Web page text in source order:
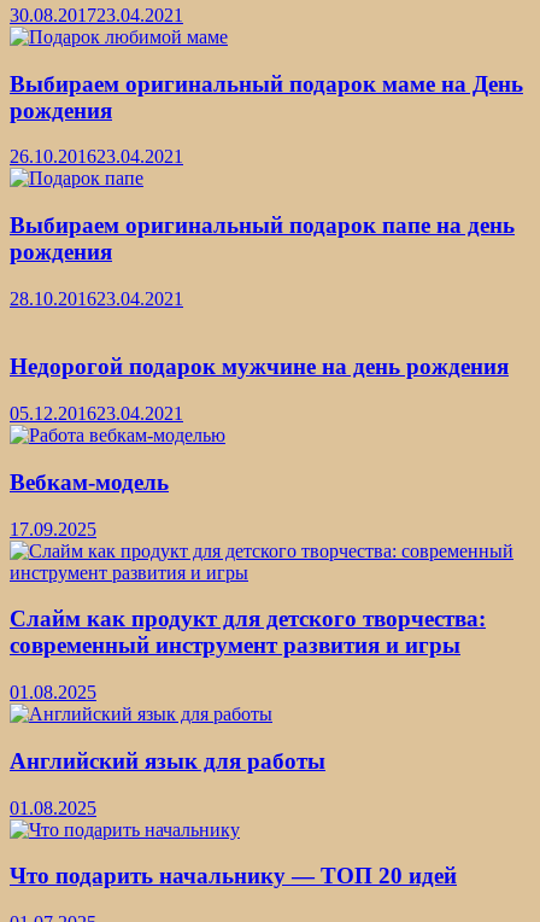
30.08.201723.04.2021
Выбираем оригинальный подарок маме на День
рождения
26.10.201623.04.2021
Выбираем оригинальный подарок папе на день
рождения
28.10.201623.04.2021
Недорогой подарок мужчине на день рождения
05.12.201623.04.2021
Вебкам-модель
17.09.2025
Слайм как продукт для детского творчества:
современный инструмент развития и игры
01.08.2025
Английский язык для работы
01.08.2025
Что подарить начальнику — ТОП 20 идей